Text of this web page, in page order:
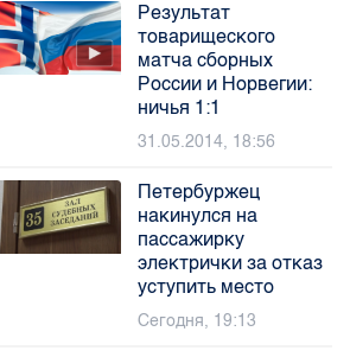
Результат
товарищеского
матча сборных
России и Норвегии:
ничья 1:1
31.05.2014, 18:56
Петербуржец
накинулся на
пассажирку
электрички за отказ
уступить место
Сегодня, 19:13